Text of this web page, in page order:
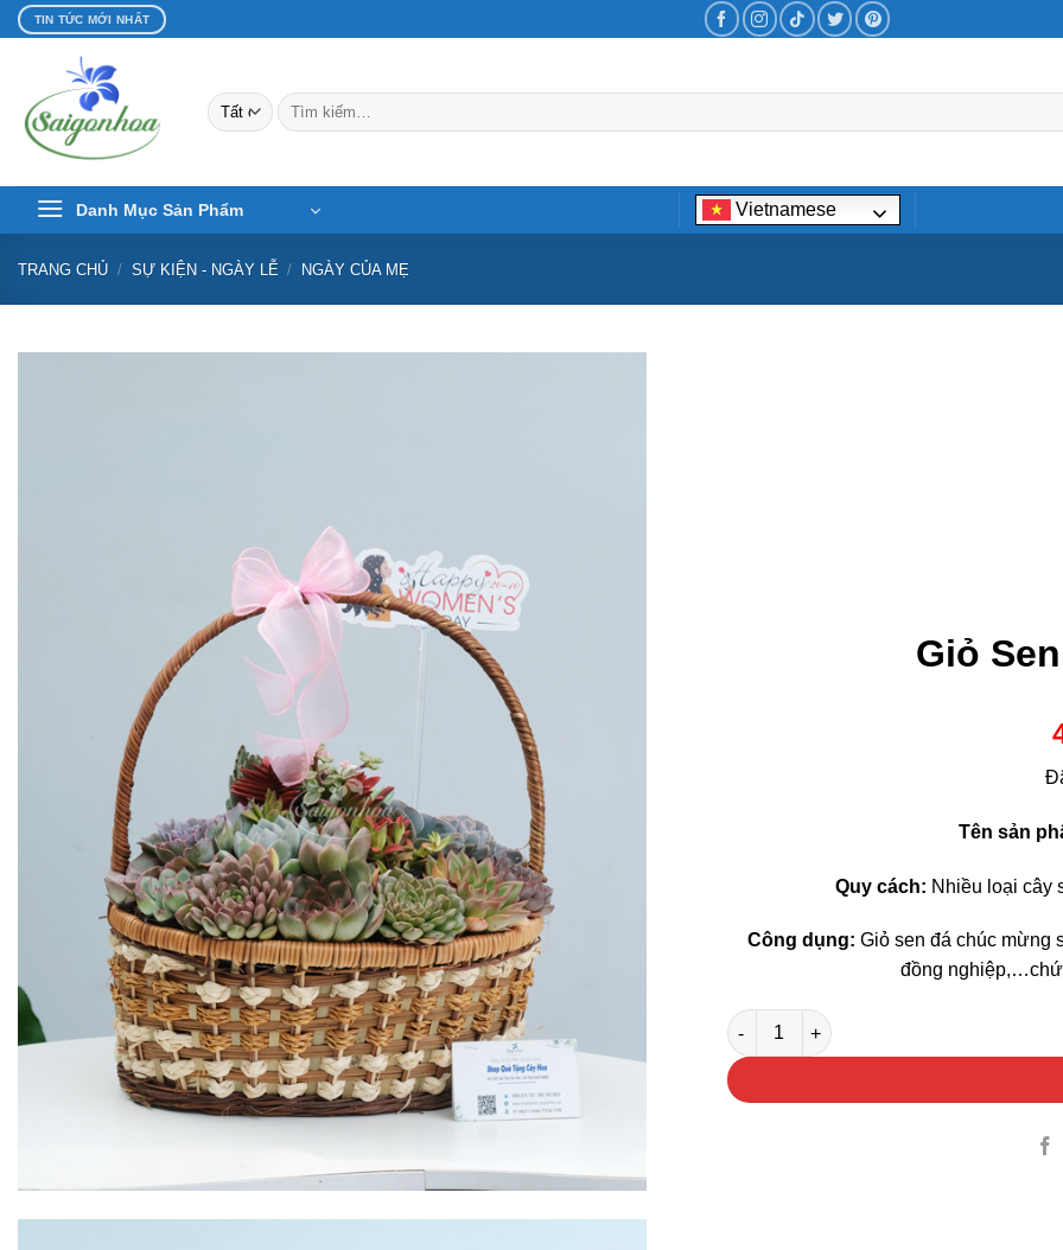
Bỏ
qua
dung
TIN TỨC MỚI NHẤT
Tìm
kiếm:
Danh Mục Sản Phẩm Vietnamese
TRANG CHỦ / SỰ KIỆN - NGÀY LỄ / NGÀY CỦA MẸ
Giỏ
Tên sản
Quy cách: Nhiều loại cây
Công dụng: Giỏ sen đá chúc mừng
đồng
Giỏ Sen Đá Chúc Mừng số lượng